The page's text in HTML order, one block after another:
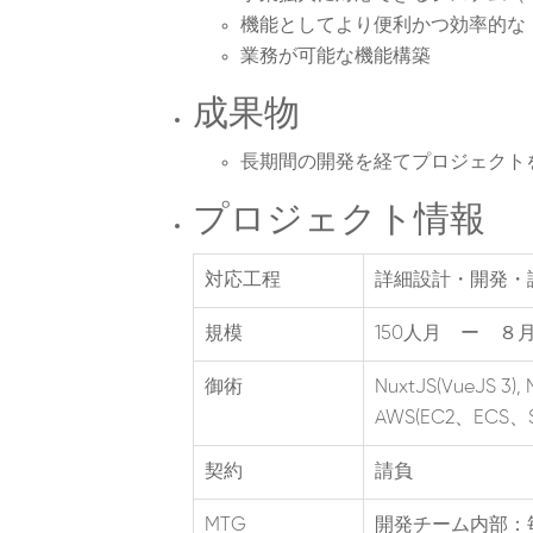
機能としてより便利かつ効率的な
業務が可能な機能構築
成果物
長期間の開発を経てプロジェクト
プロジェクト情報
対応工程 詳細設計・開発
規模 150人月 ー ８
御術
NuxtJS(VueJS 3),
AWS(EC2、ECS
契約 請負
MTG 開発チーム内部：